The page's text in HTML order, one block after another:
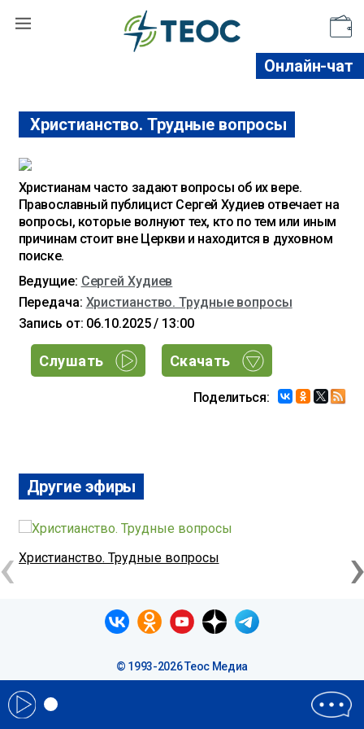
Онлайн-чат
Христианство. Трудные вопросы
Христианам часто задают вопросы об их вере.
Православный публицист Сергей Худиев отвечает на
вопросы, которые волнуют тех, кто по тем или иным
причинам стоит вне Церкви и находится в духовном
поиске.
Ведущие: Сергей Худиев
Передача: Христианство. Трудные вопросы
Запись от: 06.10.2025 / 13:00
Слушать Скачать
Поделиться:
Другие эфиры
Христианство. Трудные вопросы
© 1993-2026 Теос Медиа